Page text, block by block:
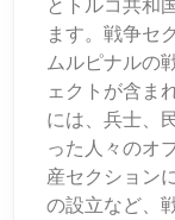
ます。戦争セ
ムルピナルの
ェクトが含ま
には、兵士、
った人々のオ
産セクション
の設立など、